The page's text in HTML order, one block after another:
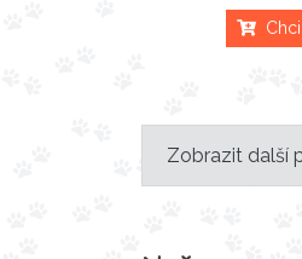
Chci
Zobrazit další